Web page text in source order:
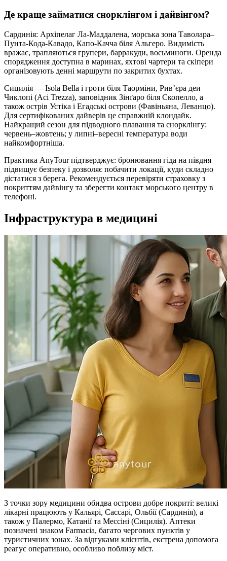
Де краще займатися снорклінгом і дайвінгом?
Сардинія: Архіпелаг Ла-Маддалена, морська зона Таволара–
Пунта-Кода-Кавадо, Капо-Качча біля Альгеро. Видимість
вражає, трапляються групери, барракуди, восьминоги. Оренда
спорядження доступна в маринах, яхтові чартери та скіпери
організовують денні маршрути по закритих бухтах.
Сицилія — Isola Bella і гроти біля Таорміни, Рив’єра деи
Чиклопі (Aci Trezza), заповідник Зінґаро біля Скопелло, а
також острів Устіка і Егадські острови (Фавіньяна, Леванцо).
Для сертифікованих дайверів це справжній клондайк.
Найкращий сезон для підводного плавання та снорклінгу:
червень–жовтень; у липні–вересні температура води
найкомфортніша.
Практика AnyTour підтверджує: бронювання гіда на півдня
підвищує безпеку і дозволяє побачити локації, куди складно
дістатися з берега. Рекомендується перевіряти страховку з
покриттям дайвінгу та зберегти контакт морського центру в
телефоні.
Інфраструктура в медицині
З точки зору медицини обидва острови добре покриті: великі
лікарні працюють у Кальярі, Сассарі, Ольбії (Сардинія), а
також у Палермо, Катанії та Мессіні (Сицилія). Аптеки
позначені знаком Farmacia, багато чергових пунктів у
туристичних зонах. За відгуками клієнтів, екстрена допомога
реагує оперативно, особливо поблизу міст.